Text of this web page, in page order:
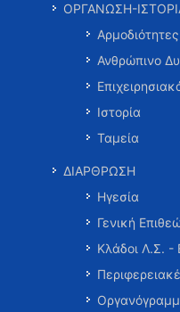
ΟΡΓΑΝΩΣΗ-
Αρμοδιότητες
Ανθρώπινο
Ιστορία
Ταμεία
ΔΙΑΡΘΡΩΣΗ
Ηγεσία
Γενική
Κλάδοι Λ.Σ. -